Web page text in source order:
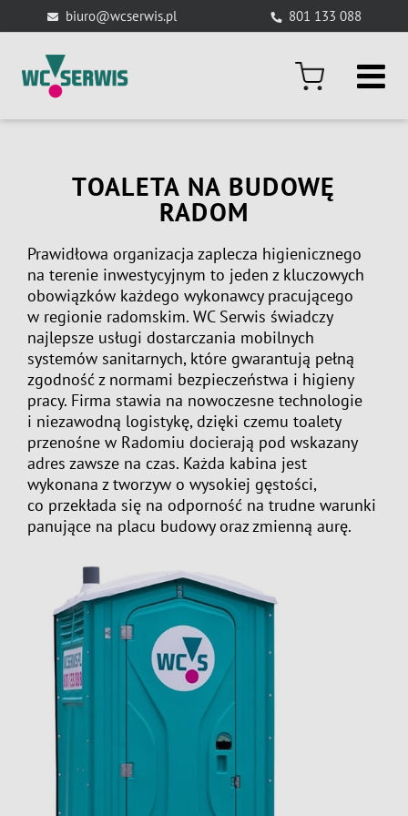
to
content
biuro@wcserwis.pl 801 133 088
TOALETA NA BUDOWĘ
RADOM
Prawidłowa organizacja zaplecza higienicznego
na terenie inwestycyjnym to jeden z kluczowych
obowiązków każdego wykonawcy pracującego
w regionie radomskim. WC Serwis świadczy
najlepsze usługi dostarczania mobilnych
systemów sanitarnych, które gwarantują pełną
zgodność z normami bezpieczeństwa i higieny
pracy. Firma stawia na nowoczesne technologie
i niezawodną logistykę, dzięki czemu toalety
przenośne w Radomiu docierają pod wskazany
adres zawsze na czas. Każda kabina jest
wykonana z tworzyw o wysokiej gęstości,
co przekłada się na odporność na trudne warunki
panujące na placu budowy oraz zmienną aurę.